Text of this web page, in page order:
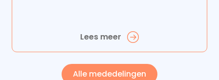
Lees meer
Alle mededelingen